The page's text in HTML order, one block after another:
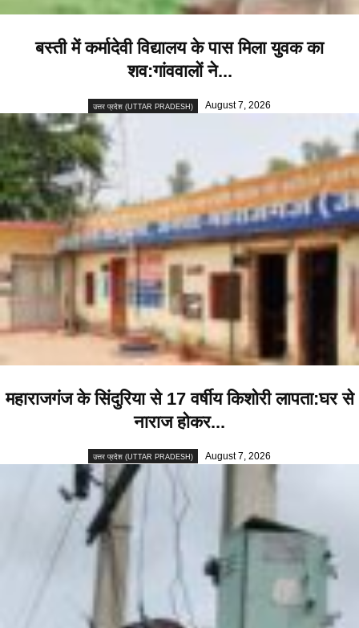
बस्ती में कर्मादेवी विद्यालय के पास मिला युवक का
शव:गांववालों ने...
उत्तर प्रदेश (UTTAR PRADESH) August 7, 2026
महाराजगंज के सिंदुरिया से 17 वर्षीय किशोरी लापता:घर से
नाराज होकर...
उत्तर प्रदेश (UTTAR PRADESH) August 7, 2026